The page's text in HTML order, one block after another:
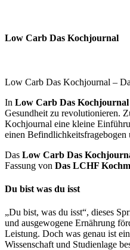
Low Carb Das Kochjournal
Low Carb Das Kochjournal –
In Low Carb Das Kochjournal
Gesundheit zu revolutionieren.
Kochjournal eine kleine
einen
Das Low Carb Das
Fassung von Das LCHF
Du bist was du isst
„Du bist, was du isst“, dieses
und ausgewogene Ernährung
Leistung. Doch was genau ist
Wissenschaft und Studienlage